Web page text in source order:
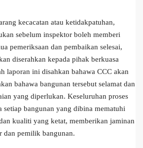
kecacatan atau ketidakpatuhan,
sebelum inspektor boleh memberi
pemeriksaan dan pembaikan selesai,
diserahkan kepada pihak berkuasa
laporan ini disahkan bahawa CCC akan
bahawa bangunan tersebut selamat dan
yang diperlukan. Keseluruhan proses
setiap bangunan yang dibina mematuhi
kualiti yang ketat, memberikan jaminan
dan pemilik bangunan.